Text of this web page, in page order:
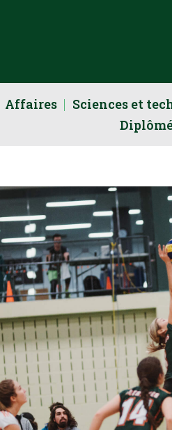
Affaires Sciences et